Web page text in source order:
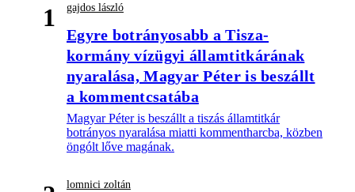
1 gajdos lászló
Egyre botrányosabb a Tisza-
kormány vízügyi államtitkárának
nyaralása, Magyar Péter is beszállt
a kommentcsatába
Magyar Péter is beszállt a tiszás államtitkár
botrányos nyaralása miatti kommentharcba, közben
öngólt lőve magának.
lomnici zoltán